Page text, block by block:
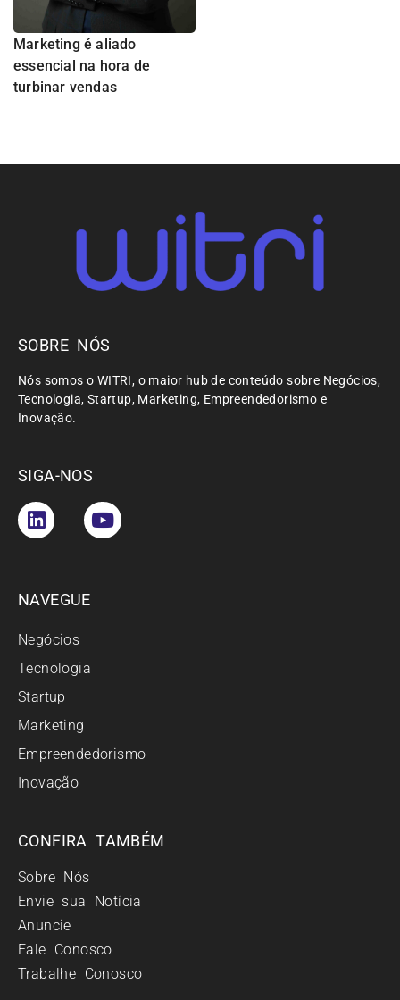
Marketing é aliado
essencial na hora de
turbinar vendas
SOBRE NÓS
Nós somos o WITRI, o maior hub de conteúdo sobre Negócios,
Tecnologia, Startup, Marketing, Empreendedorismo e
Inovação.
SIGA-NOS
NAVEGUE
Negócios
Tecnologia
Startup
Marketing
Empreendedorismo
Inovação
CONFIRA TAMBÉM
Sobre Nós
Envie sua Notícia
Anuncie
Fale Conosco
Trabalhe Conosco